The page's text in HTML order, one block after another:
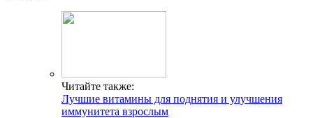
Читайте также:
Лучшие витамины для поднятия и улучшения
иммунитета взрослым